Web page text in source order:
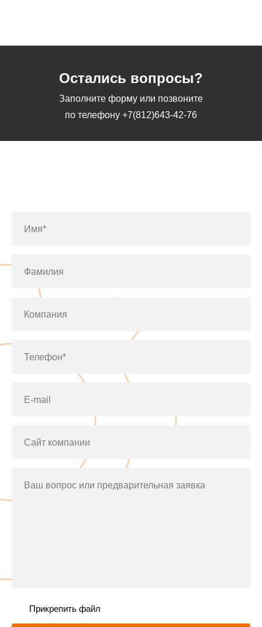
Остались вопросы?
Заполните форму или позвоните
по телефону +7(812)643-42-76
Имя*
Фамилия
Компания
Телефон*
E-mail
Сайт компании
Ваш вопрос или предварительная заявка
Прикрепить файл